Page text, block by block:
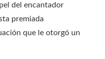
del encantador
premiada
que le otorgó un